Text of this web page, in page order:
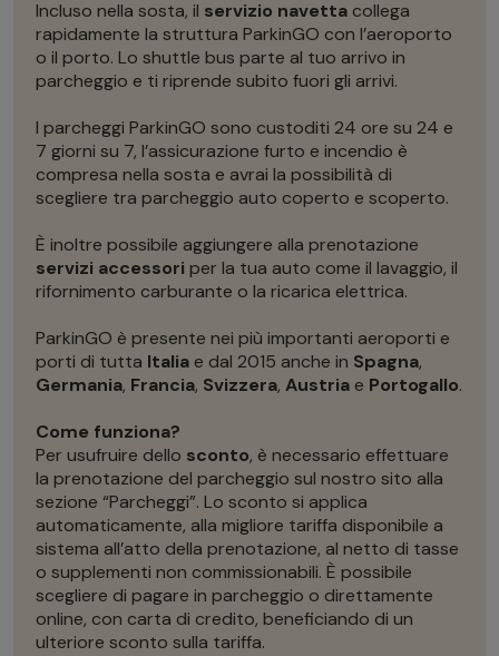
Incluso nella sosta, il servizio navetta collega
rapidamente la struttura ParkinGO con l’aeroporto
o il porto. Lo shuttle bus parte al tuo arrivo in
parcheggio e ti riprende subito fuori gli arrivi.
I parcheggi ParkinGO sono custoditi 24 ore su 24 e
7 giorni su 7, l’assicurazione furto e incendio è
compresa nella sosta e avrai la possibilità di
scegliere tra parcheggio auto coperto e scoperto.
È inoltre possibile aggiungere alla prenotazione
servizi accessori per la tua auto come il lavaggio, il
rifornimento carburante o la ricarica elettrica.
ParkinGO è presente nei più importanti aeroporti e
porti di tutta Italia e dal 2015 anche in Spagna,
Germania, Francia, Svizzera, Austria e Portogallo.
Come funziona?
Per usufruire dello sconto, è necessario effettuare
la prenotazione del parcheggio sul nostro sito alla
sezione “Parcheggi”. Lo sconto si applica
automaticamente, alla migliore tariffa disponibile a
sistema all’atto della prenotazione, al netto di tasse
o supplementi non commissionabili. È possibile
scegliere di pagare in parcheggio o direttamente
online, con carta di credito, beneficiando di un
ulteriore sconto sulla tariffa.